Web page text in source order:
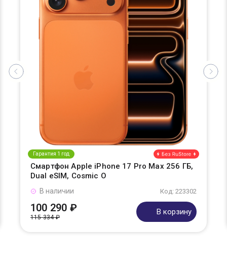
Гарантия 1 год
Смартфон Apple iPhone 17 Pro Max 256 ГБ,
Dual eSIM, Cosmic O
Код: 223302
В наличии
100 290 ₽
115 334 ₽
В корзину